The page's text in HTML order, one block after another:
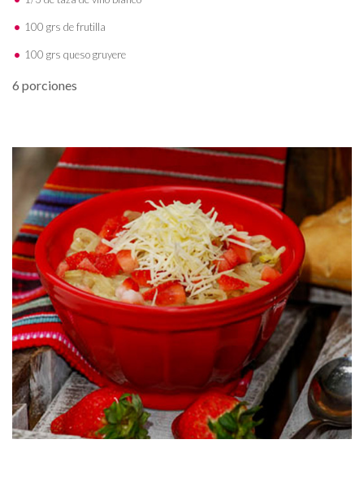
100 grs de frutilla
100 grs queso gruyere
6 porciones